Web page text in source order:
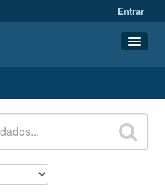
Entrar